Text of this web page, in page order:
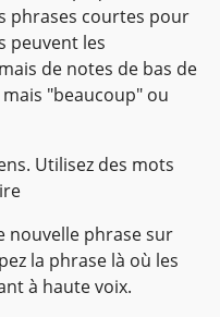
phrases courtes pour
peuvent les
de notes de bas de
"beaucoup" ou
Utilisez des mots
nouvelle phrase sur
la phrase là où les
à haute voix.